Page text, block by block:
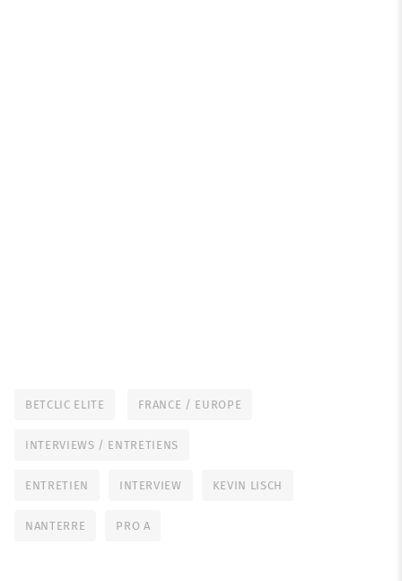
BETCLIC ELITE FRANCE / EUROPE
INTERVIEWS / ENTRETIENS
ENTRETIEN INTERVIEW KEVIN LISCH
NANTERRE PRO A